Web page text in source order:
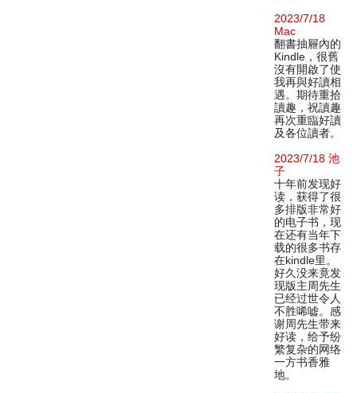
2023/7/18
Mac
翻書抽屜內的
Kindle，很舊
沒有開啟了使
我再與好讀相
遇。期待重拾
讀趣，祝讀趣
再次重臨好讀
及各位讀者。
2023/7/18 池
子
十年前发现好
读，获得了很
多排版非常好
的电子书，现
在还有当年下
载的很多书存
在kindle里。
好久没来竟发
现版主周先生
已经过世令人
不胜唏嘘。感
谢周先生带来
好读，给予纷
繁复杂的网络
一方书香雅
地。